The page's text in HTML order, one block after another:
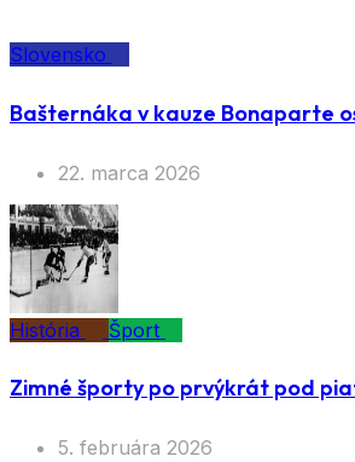
Slovensko
Bašternáka v kauze Bonaparte
22. marca 2026
História Šport
Zimné športy po prvýkrát pod
5. februára 2026